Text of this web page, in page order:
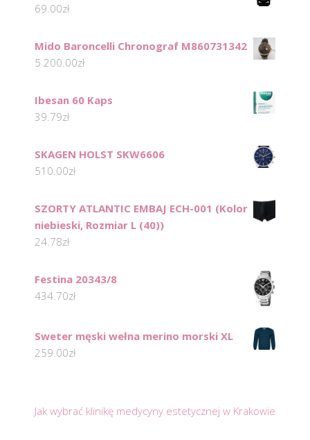
69.00zł
Mido Baroncelli Chronograf M860731342
5 200.00zł
Ibesan 60 Kaps
39.79zł
SKAGEN HOLST SKW6606
510.00zł
SZORTY ATLANTIC EMBAJ ECH-001 (Kolor
niebieski, Rozmiar L (40))
24.78zł
Festina 20343/8
434.70zł
Sweter męski wełna merino morski XL
259.00zł
Jak wybrać klinikę medycyny estetycznej w Krakowie